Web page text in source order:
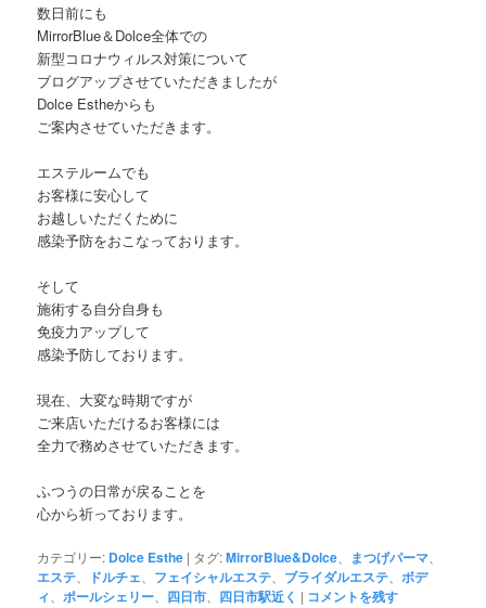
数日前にも
MirrorBlue＆Dolce全体での
新型コロナウィルス対策について
ブログアップさせていただきましたが
Dolce Estheからも
ご案内させていただきます。
エステルームでも
お客様に安心して
お越しいただくために
感染予防をおこなっております。
そして
施術する自分自身も
免疫力アップして
感染予防しております。
現在、大変な時期ですが
ご来店いただけるお客様には
全力で務めさせていただきます。
ふつうの日常が戻ることを
心から祈っております。
カテゴリー: Dolce Esthe | タグ:MirrorBlue&Dolce まつげパーマ
エステ ドルチェ フェイシャルエステ ブライダルエステ
ボデ
ィ
ポールシェリー 四日市 四日市駅近く | コメントを残す